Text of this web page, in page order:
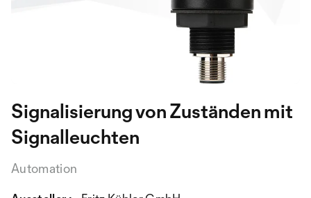
Signalisierung von Zuständen mit
Signalleuchten
Automation